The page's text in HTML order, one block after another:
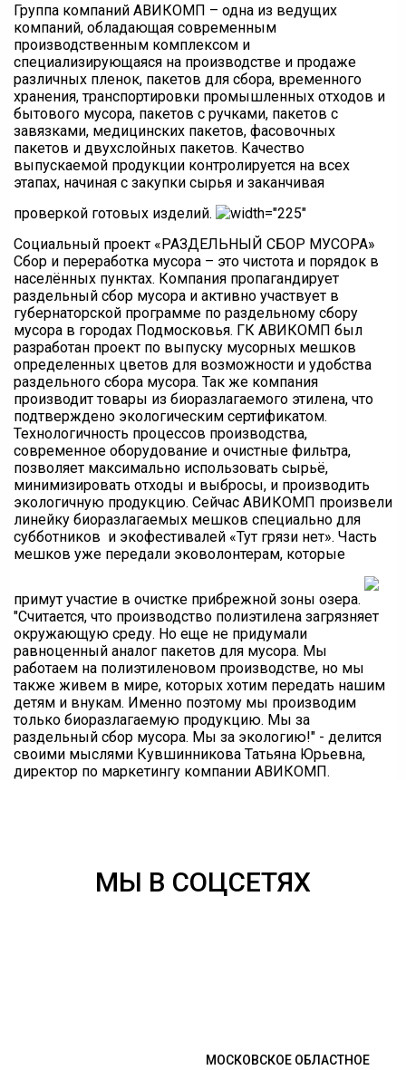
Группа компаний АВИКОМП – одна из ведущих
компаний, обладающая современным
производственным комплексом и
специализирующаяся на производстве и продаже
различных пленок, пакетов для сбора, временного
хранения, транспортировки промышленных отходов и
бытового мусора, пакетов с ручками, пакетов с
завязками, медицинских пакетов, фасовочных
пакетов и двухслойных пакетов. Качество
выпускаемой продукции контролируется на всех
этапах, начиная с закупки сырья и заканчивая
проверкой готовых изделий.
Социальный проект «РАЗДЕЛЬНЫЙ СБОР МУСОРА»
Сбор и переработка мусора – это чистота и порядок в
населённых пунктах. Компания пропагандирует
раздельный сбор мусора и активно участвует в
губернаторской программе по раздельному сбору
мусора в городах Подмосковья. ГК АВИКОМП был
разработан проект по выпуску мусорных мешков
определенных цветов для возможности и удобства
раздельного сбора мусора. Так же компания
производит товары из биоразлагаемого этилена, что
подтверждено экологическим сертификатом.
Технологичность процессов производства,
современное оборудование и очистные фильтра,
позволяет максимально использовать сырьё,
минимизировать отходы и выбросы, и производить
экологичную продукцию. Сейчас АВИКОМП произвели
линейку биоразлагаемых мешков специально для
субботников и экофестивалей «Тут грязи нет». Часть
мешков уже передали эковолонтерам, которые
примут участие в очистке прибрежной зоны озера.
"Считается, что производство полиэтилена загрязняет
окружающую среду. Но еще не придумали
равноценный аналог пакетов для мусора. Мы
работаем на полиэтиленовом производстве, но мы
также живем в мире, которых хотим передать нашим
детям и внукам. Именно поэтому мы производим
только биоразлагаемую продукцию. Мы за
раздельный сбор мусора. Мы за экологию!" - делится
своими мыслями Кувшинникова Татьяна Юрьевна,
директор по маркетингу компании АВИКОМП.
МЫ В СОЦСЕТЯХ
МОСКОВСКОЕ ОБЛАСТНОЕ